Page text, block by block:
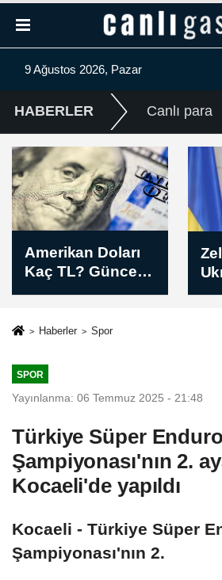
9 Ağustos 2026, Pazar
HABERLER Canlı para
Zelenskiy:
Ukrayna'ya karşı
sadece bu hafta
tiplerde 61 füze
Haberler Spor
SPOR
Yayınlanma: 06 Temmuz 2025 - 21:48
Türkiye Süper Enduro
Şampiyonası'nın 2.
Kocaeli'de yapıldı
Kocaeli - Türkiye Süper
Şampiyonası'nın 2.